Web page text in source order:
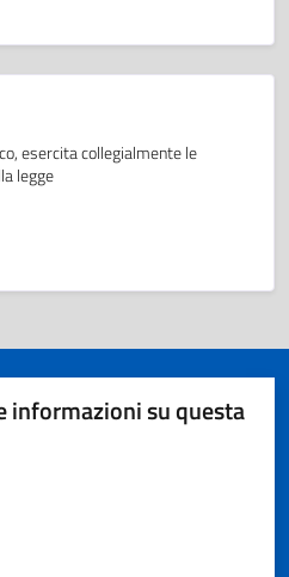
esercita collegialmente le
legge
informazioni su questa